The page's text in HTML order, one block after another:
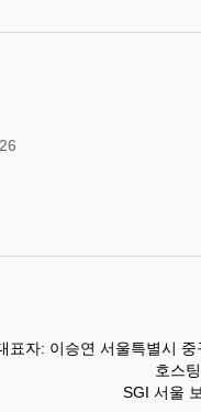
표자: 이승연 서울특별시
호스
SGI 서울